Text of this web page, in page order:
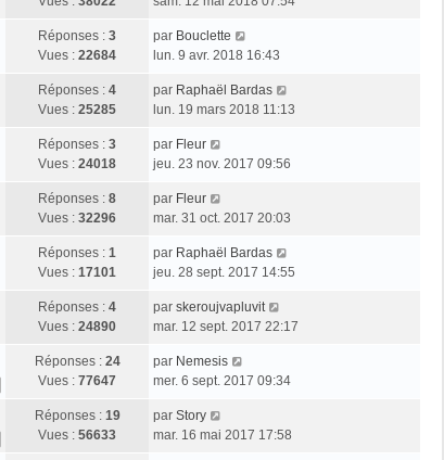
Réponses : 3
Vues : 22684
par Bouclette
lun. 9 avr. 2018 16:43
Réponses : 4
Vues : 25285
par Raphaël Bardas
lun. 19 mars 2018 11:13
Réponses : 3
Vues : 24018
par Fleur
jeu. 23 nov. 2017 09:56
Réponses : 8
Vues : 32296
par Fleur
mar. 31 oct. 2017 20:03
Réponses : 1
Vues : 17101
par Raphaël Bardas
jeu. 28 sept. 2017 14:55
Réponses : 4
Vues : 24890
par skeroujvapluvit
mar. 12 sept. 2017 22:17
Réponses : 24
Vues : 77647
par Nemesis
mer. 6 sept. 2017 09:34
Réponses : 19
Vues : 56633
par Story
mar. 16 mai 2017 17:58